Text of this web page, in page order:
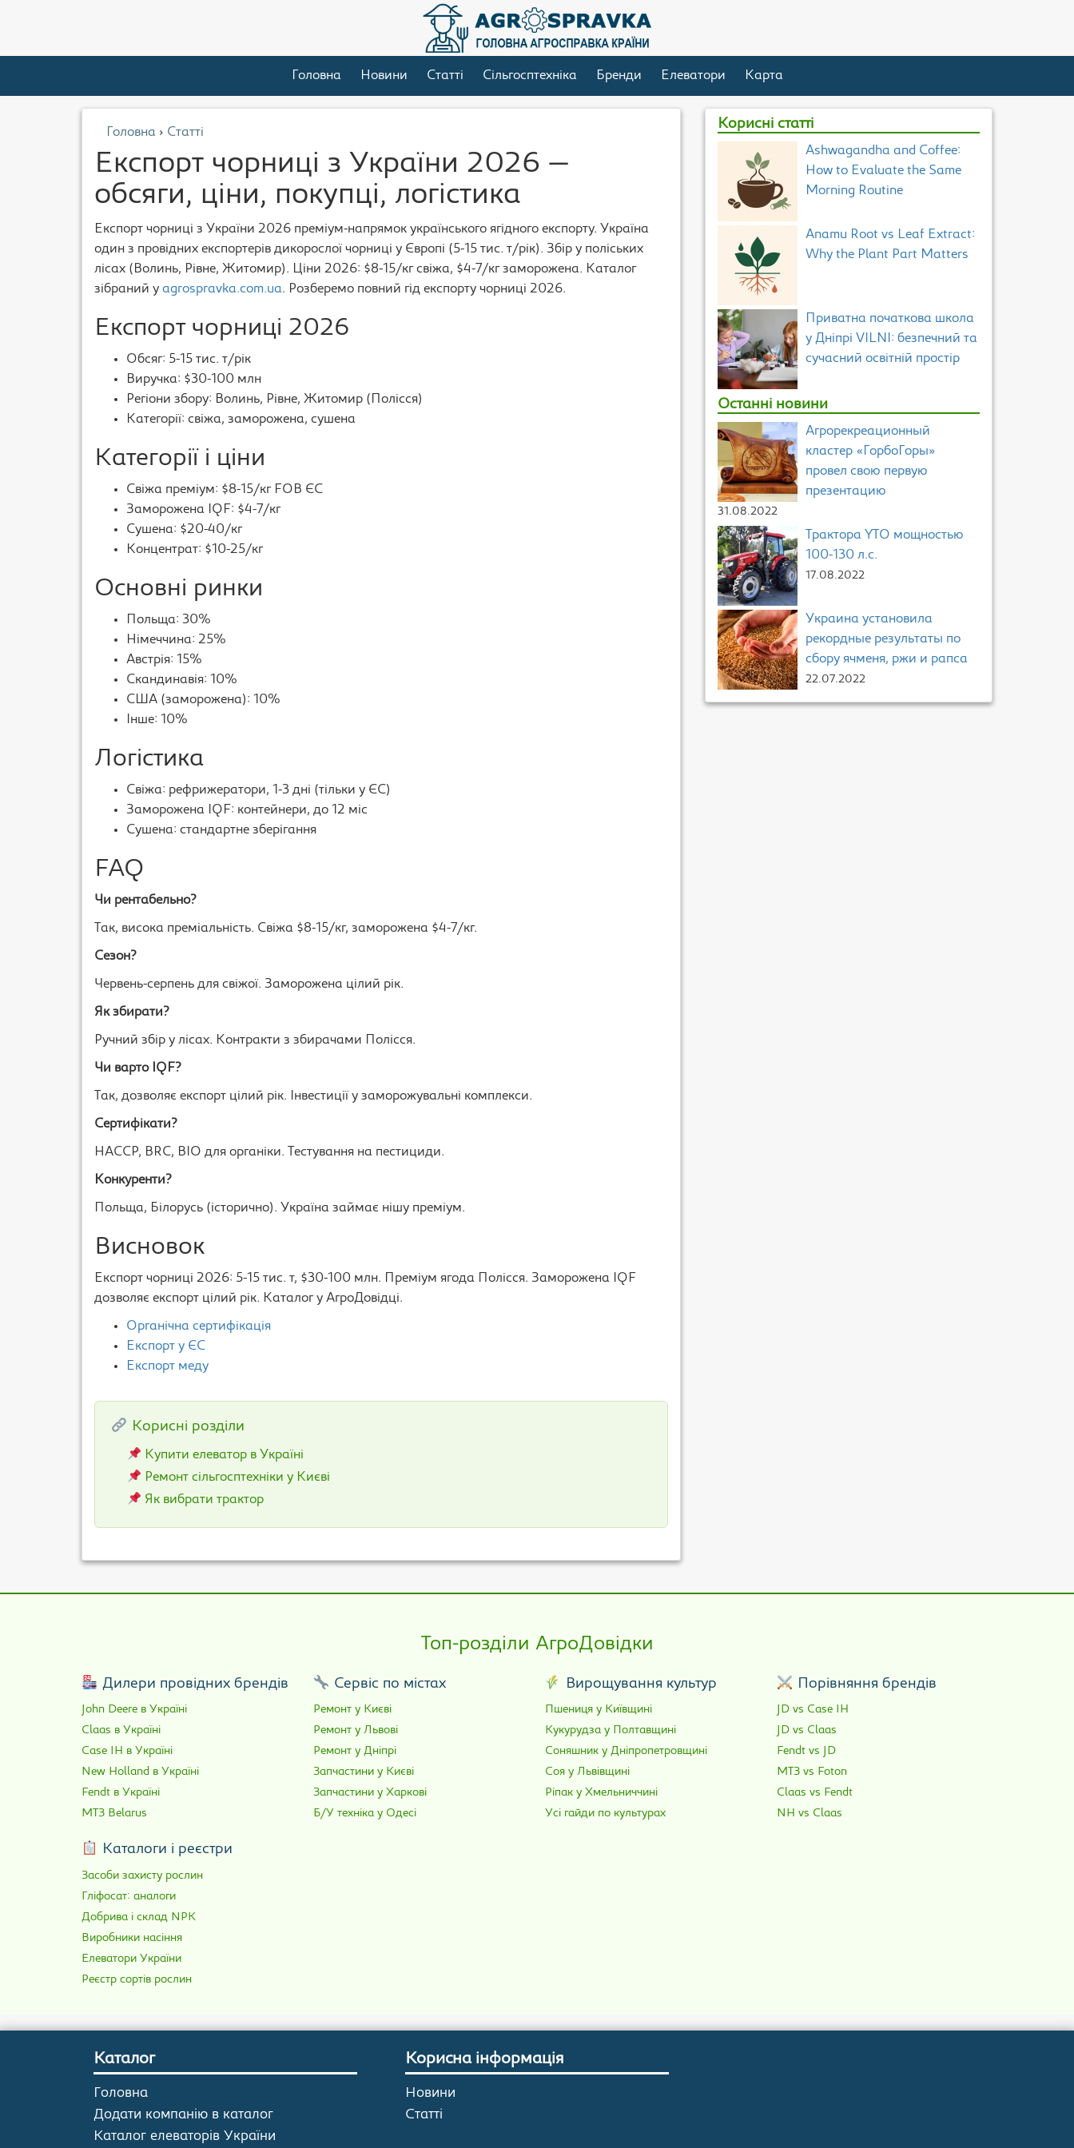
Головна Новини Статті Сільгосптехніка Бренди Елеватори Карта
Головна › Статті
Експорт чорниці з України 2026 —
обсяги, ціни, покупці, логістика
Експорт чорниці з України 2026 преміум-напрямок українського ягідного експорту. Україна
один з провідних експортерів дикорослої чорниці у Європі (5-15 тис. т/рік). Збір у поліських
лісах (Волинь, Рівне, Житомир). Ціни 2026: $8-15/кг свіжа, $4-7/кг заморожена. Каталог
зібраний у agrospravka.com.ua. Розберемо повний гід експорту чорниці 2026.
Експорт чорниці 2026
Обсяг: 5-15 тис. т/рік
Виручка: $30-100 млн
Регіони збору: Волинь, Рівне, Житомир (Полісся)
Категорії: свіжа, заморожена, сушена
Категорії і ціни
Свіжа преміум: $8-15/кг FOB ЄС
Заморожена IQF: $4-7/кг
Сушена: $20-40/кг
Концентрат: $10-25/кг
Основні ринки
Польща: 30%
Німеччина: 25%
Австрія: 15%
Скандинавія: 10%
США (заморожена): 10%
Інше: 10%
Логістика
Свіжа: рефрижератори, 1-3 дні (тільки у ЄС)
Заморожена IQF: контейнери, до 12 міс
Сушена: стандартне зберігання
FAQ
Чи рентабельно?
Так, висока преміальність. Свіжа $8-15/кг, заморожена $4-7/кг.
Сезон?
Червень-серпень для свіжої. Заморожена цілий рік.
Як збирати?
Ручний збір у лісах. Контракти з збирачами Полісся.
Чи варто IQF?
Так, дозволяє експорт цілий рік. Інвестиції у заморожувальні комплекси.
Сертифікати?
HACCP, BRC, BIO для органіки. Тестування на пестициди.
Конкуренти?
Польща, Білорусь (історично). Україна займає нішу преміум.
Висновок
Експорт чорниці 2026: 5-15 тис. т, $30-100 млн. Преміум ягода Полісся. Заморожена IQF
дозволяє експорт цілий рік. Каталог у АгроДовідці.
Органічна сертифікація
Експорт у ЄС
Експорт меду
Корисні розділи
Купити елеватор в Україні
Ремонт сільгосптехніки у Києві
Як вибрати трактор
Корисні статті
Ashwagandha and Coffee:
How to Evaluate the Same
Morning Routine
Anamu Root vs Leaf Extract:
Why the Plant Part Matters
Приватна початкова школа
у Дніпрі VILNI: безпечний та
сучасний освітній простір
Останні новини
Агрорекреационный
кластер «ГорбоГоры»
провел свою первую
презентацию
31.08.2022
Трактора YTO мощностью
100-130 л.с.
17.08.2022
Украина установила
рекордные результаты по
сбору ячменя, ржи и рапса
22.07.2022
Топ-розділи АгроДовідки
Дилери провідних брендів
John Deere в Україні
Claas в Україні
Case IH в Україні
New Holland в Україні
Fendt в Україні
МТЗ Belarus
Сервіс по містах
Ремонт у Києві
Ремонт у Львові
Ремонт у Дніпрі
Запчастини у Києві
Запчастини у Харкові
Б/У техніка у Одесі
Вирощування культур
Пшениця у Київщині
Кукурудза у Полтавщині
Соняшник у Дніпропетровщині
Соя у Львівщині
Ріпак у Хмельниччині
Усі гайди по культурах
Порівняння брендів
JD vs Case IH
JD vs Claas
Fendt vs JD
МТЗ vs Foton
Claas vs Fendt
NH vs Claas
Каталоги і реєстри
Засоби захисту рослин
Гліфосат: аналоги
Добрива і склад NPK
Виробники насіння
Елеватори України
Реєстр сортів рослин
Каталог
Головна
Додати компанію в каталог
Каталог елеваторів України
Корисна інформація
Новини
Статті